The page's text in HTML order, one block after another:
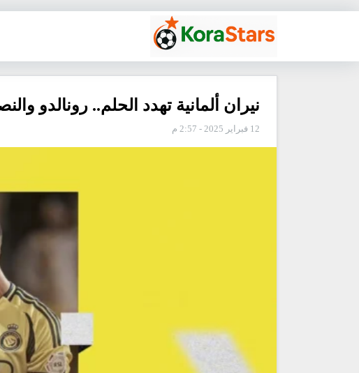
نيران ألمانية تهدد الحلم.. رونالدو
12 فبراير 2025 - 2:57 م